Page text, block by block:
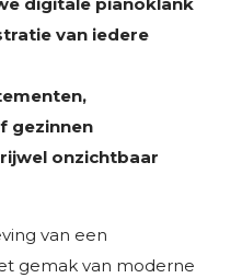
digitale pianoklank
van iedere
gezinnen
onzichtbaar
van een
gemak van moderne